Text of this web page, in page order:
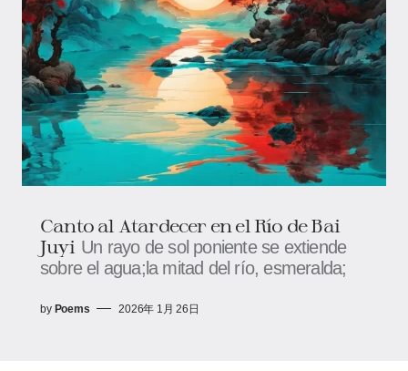
Canto al Atardecer en el Río de Bai
Juyi Un rayo de sol poniente se extiende
sobre el agua;la mitad del río, esmeralda;
by Poems 2026年 1月 26日